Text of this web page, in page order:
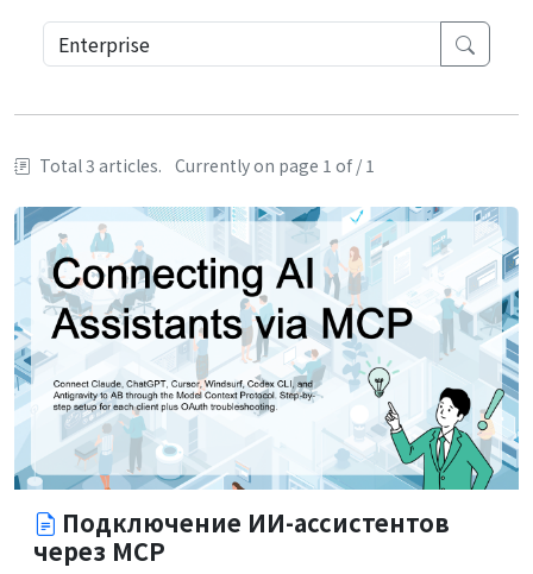
Total 3 articles. Currently on page 1 of / 1
Подключение ИИ-ассистентов
через MCP